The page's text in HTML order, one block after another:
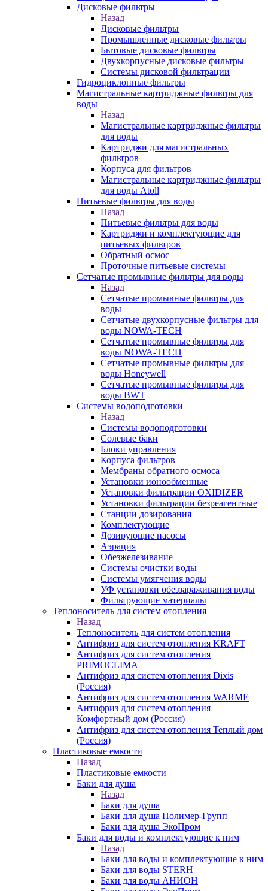
Дисковые фильтры
Назад
Дисковые фильтры
Промышленные дисковые фильтры
Бытовые дисковые фильтры
Двухкорпусные дисковые фильтры
Системы дисковой фильтрации
Гидроциклонные фильтры
Магистральные картриджные фильтры для
воды
Назад
Магистральные картриджные фильтры
для воды
Картриджи для магистральных
фильтров
Корпуса для фильтров
Магистральные картриджные фильтры
для воды Atoll
Питьевые фильтры для воды
Назад
Питьевые фильтры для воды
Картриджи и комплектующие для
питьевых фильтров
Обратный осмос
Проточные питьевые системы
Сетчатые промывные фильтры для воды
Назад
Сетчатые промывные фильтры для
воды
Сетчатые двухкорпусные фильтры для
воды NOWA-TECH
Сетчатые промывные фильтры для
воды NOWA-TECH
Сетчатые промывные фильтры для
воды Honeywell
Сетчатые промывные фильтры для
воды BWT
Системы водоподготовки
Назад
Системы водоподготовки
Солевые баки
Блоки управления
Корпуса фильтров
Мембраны обратного осмоса
Установки ионообменные
Установки фильтрации OXIDIZER
Установки фильтрации безреагентные
Станции дозирования
Комплектующие
Дозирующие насосы
Аэрация
Обезжелезивание
Системы очистки воды
Системы умягчения воды
УФ установки обеззараживания воды
Фильтрующие материалы
Теплоноситель для систем отопления
Назад
Теплоноситель для систем отопления
Антифриз для систем отопления KRAFT
Антифриз для систем отопления
PRIMOCLIMA
Антифриз для систем отопления Dixis
(Россия)
Антифриз для систем отопления WARME
Антифриз для систем отопления
Комфортный дом (Россия)
Антифриз для систем отопления Теплый дом
(Россия)
Пластиковые емкости
Назад
Пластиковые емкости
Баки для душа
Назад
Баки для душа
Баки для душа Полимер-Групп
Баки для душа ЭкоПром
Баки для воды и комплектующие к ним
Назад
Баки для воды и комплектующие к ним
Баки для воды STERH
Баки для воды АНИОН